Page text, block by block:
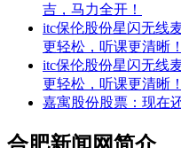
吉，马力全开！
itc保伦股份星闪无线
更轻松，听课更清晰！
itc保伦股份星闪无线
更轻松，听课更清晰！
嘉寓股份股票：现在